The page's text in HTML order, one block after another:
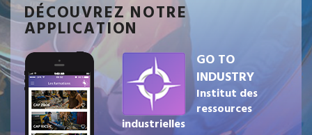
DÉCOUVREZ NOTRE
APPLICATION
GO TO
INDUSTRY
Institut des
ressources
industrielles